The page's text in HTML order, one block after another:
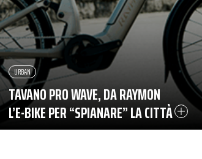
URBAN
TAVANO PRO WAVE, DA RAYMON
L’E-BIKE PER “SPIANARE” LA CITTÀ